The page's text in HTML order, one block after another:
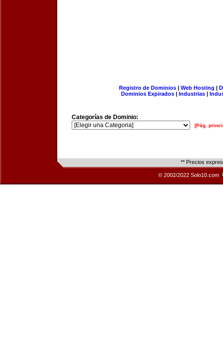
Registro de Dominios| Web Hosting |
Dominios Expirados | Industrias |
Categorías de Dominio:
[Pág.
** Precios
© 2002/2022 Solo10.com